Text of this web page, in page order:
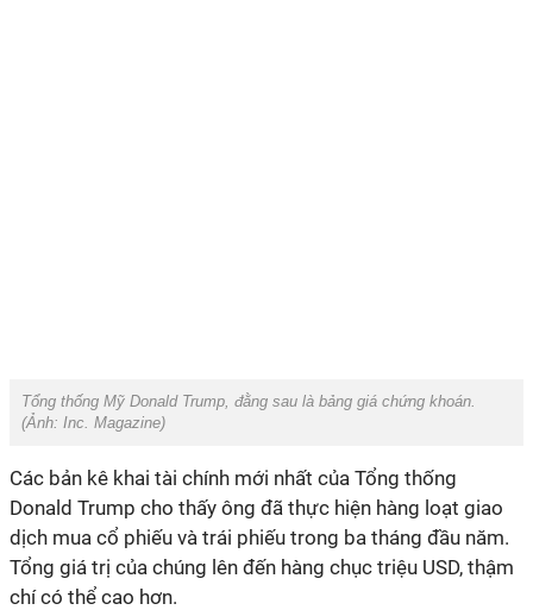
Tổng thống Mỹ Donald Trump, đằng sau là bảng giá chứng khoán.
(Ảnh: Inc. Magazine)
Các bản kê khai tài chính mới nhất của Tổng thống
Donald Trump cho thấy ông đã thực hiện hàng loạt giao
dịch mua cổ phiếu và trái phiếu trong ba tháng đầu năm.
Tổng giá trị của chúng lên đến hàng chục triệu USD, thậm
chí có thể cao hơn.